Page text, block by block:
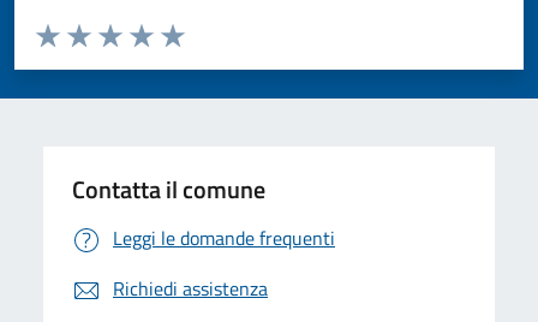
Valuta da 1 a 5 stelle la pagina
Valuta 5 stelle su 5
Valuta 4 stelle su 5
Valuta 3 stelle su 5
Valuta 2 stelle su 5
Valuta 1 stelle su 5
Contatta il comune
Leggi le domande frequenti
Richiedi assistenza